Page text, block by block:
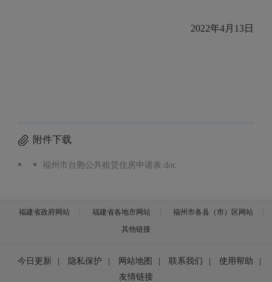
2022年4月13日
附件下载
福州市台胞公共租赁住房申请表.doc
福建省政府网站 福建省各地市网站
福州市各县（市）区网站
其他链接
今日更新 隐私保护 网站地图 联系我们 使用帮助
友情链接